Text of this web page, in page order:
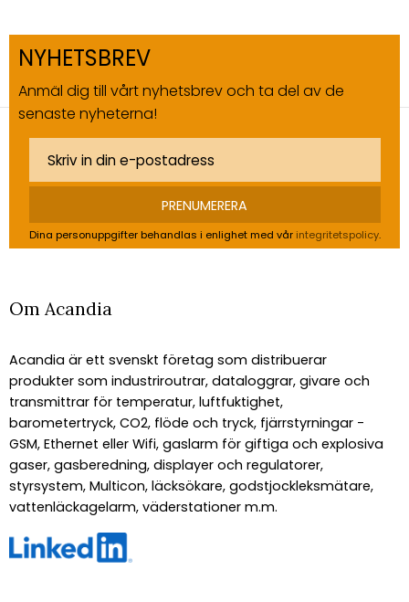
NYHETSBREV
Anmäl dig till vårt nyhetsbrev och ta del av de
senaste nyheterna!
PRENUMERERA
Dina personuppgifter behandlas i enlighet med vår integritetspolicy.
Om Acandia
Acandia är ett svenskt företag som distribuerar
produkter som industriroutrar, dataloggrar, givare och
transmittrar för temperatur, luftfuktighet,
barometertryck, CO2, flöde och tryck, fjärrstyrningar -
GSM, Ethernet eller Wifi, gaslarm för giftiga och explosiva
gaser, gasberedning, displayer och regulatorer,
styrsystem, Multicon, läcksökare, godstjockleksmätare,
vattenläckagelarm, väderstationer m.m.